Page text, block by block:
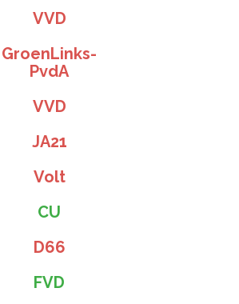
VVD
GroenLinks-
PvdA
VVD
JA21
Volt
CU
D66
FVD